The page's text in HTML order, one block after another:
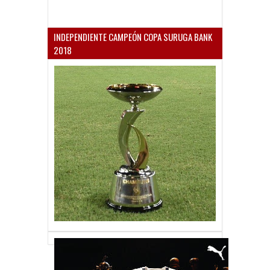
INDEPENDIENTE CAMPEÓN COPA SURUGA BANK
2018